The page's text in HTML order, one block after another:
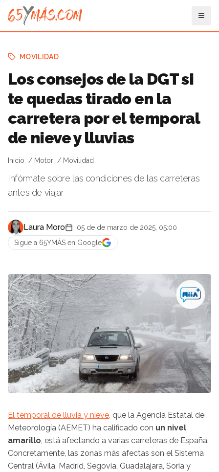
MOVILIDAD
Los consejos de la DGT si
te quedas tirado en la
carretera por el temporal
de nieve y lluvias
Inicio Motor Movilidad
Infórmate sobre las condiciones de las carreteras
antes de viajar
Laura Moro
05 de de marzo de 2025, 05:00
Sigue a 65YMÁS en Google
El temporal de lluvia y nieve, que la Agencia Estatal de
Meteorología (AEMET) ha calificado con un nivel
amarillo, está afectando a varias carreteras de España.
Concretamente, las zonas más afectas son el Sistema
Central (Ávila, Madrid, Segovia, Guadalajara, Soria y